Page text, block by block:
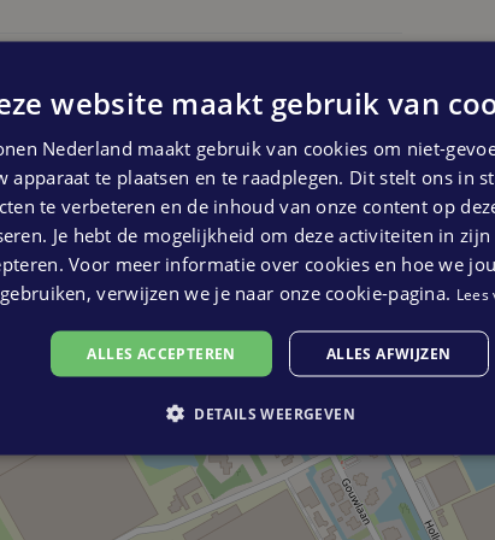
standaard uitgevoerd met een
op de begane grond en eerste
parkeerplaatsen op het mandelig
een van de laatste bouwnummers via
bestemd en niet bedoeld als
kan door de verkopend makelaar
website maakt gebruik van
Nederland maakt gebruik van cookies om niet-
apparaat te plaatsen en te raadplegen. Dit stelt ons in
te verbeteren en de inhoud van onze content op
Je hebt de mogelijkheid om deze activiteiten in
Voor meer informatie over cookies en hoe we
gebruiken, verwijzen we je naar onze cookie-pagina. Lees
ALLES ACCEPTEREN ALLES AFWIJZEN
DETAILS WEERGEVEN